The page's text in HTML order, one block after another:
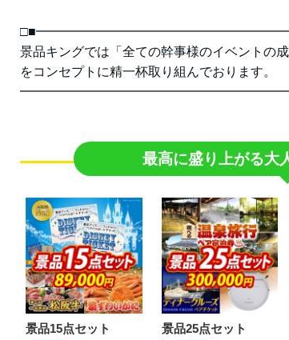
景品キングでは「全ての幹事様のイベントの成
をコンセプトに精一杯取り組んでおります。
最高に盛り上がる大
景品15点セット
景品25点セット